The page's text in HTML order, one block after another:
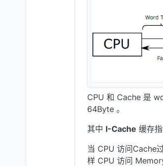
CPU 和 Cache 是
64Byte 。
其中 I-Cache 缓存指
当 CPU 访问Cache
样 CPU 访问